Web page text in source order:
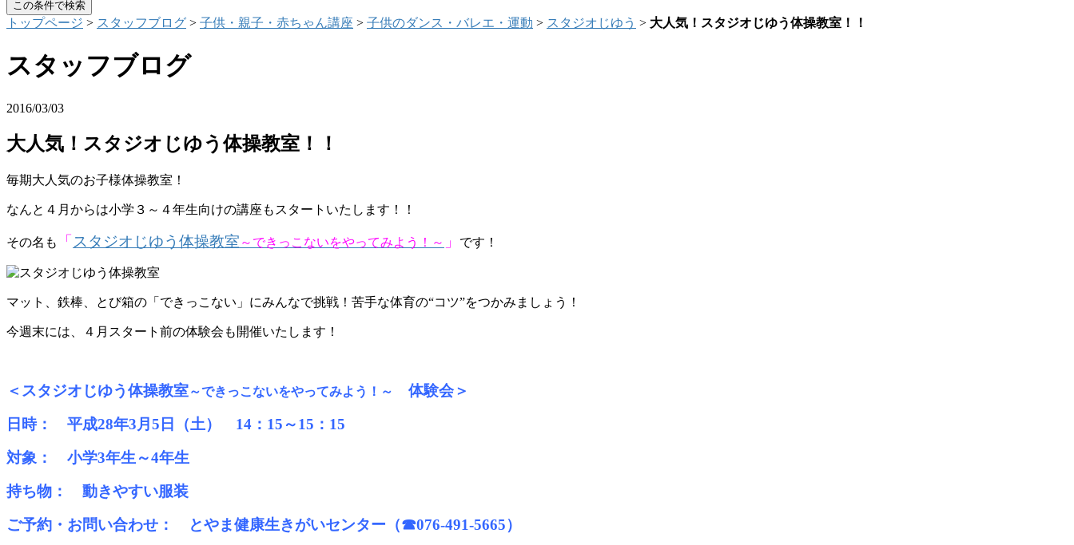
トップページ > スタッフブログ > 子供・親子・赤ちゃん講座 > 子供のダンス・バレエ・運動 > スタジオじゆう > 大人気！スタジオじゆう体操教室！！
スタッフブログ
2016/03/03
大人気！スタジオじゆう体操教室！！
毎期大人気のお子様体操教室！
なんと４月からは小学３～４年生向けの講座もスタートいたします！！
その名も 「 スタジオじゆう体操教室 ～できっこないをやってみよう！～ 」 です！
マット、鉄棒、とび箱の「できっこない」にみんなで挑戦！苦手な体育の“コツ”をつかみましょう！
今週末には、４月スタート前の体験会も開催いたします！
＜スタジオじゆう体操教室～できっこないをやってみよう！～
体験会＞
日時： 平成28年3月5日（土） 14：15～15：15
対象： 小学3年生～4年生
持ち物： 動きやすい服装
ご予約・お問い合わせ： とやま健康生きがいセンター（☎076-491-5665）